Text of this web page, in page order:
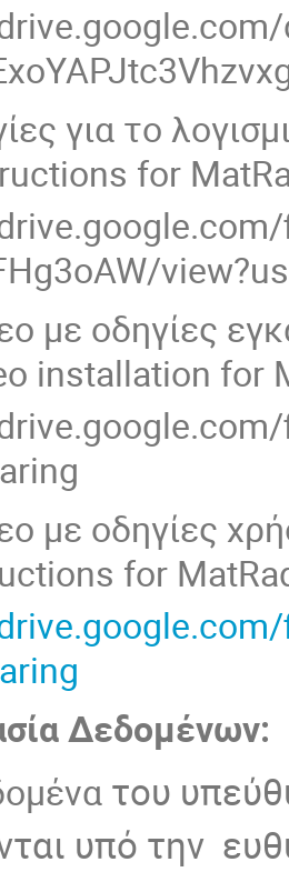
για το
for
με οδηγίες
installation for
με οδηγίες
for
Δεδομένων:
του
υπό την